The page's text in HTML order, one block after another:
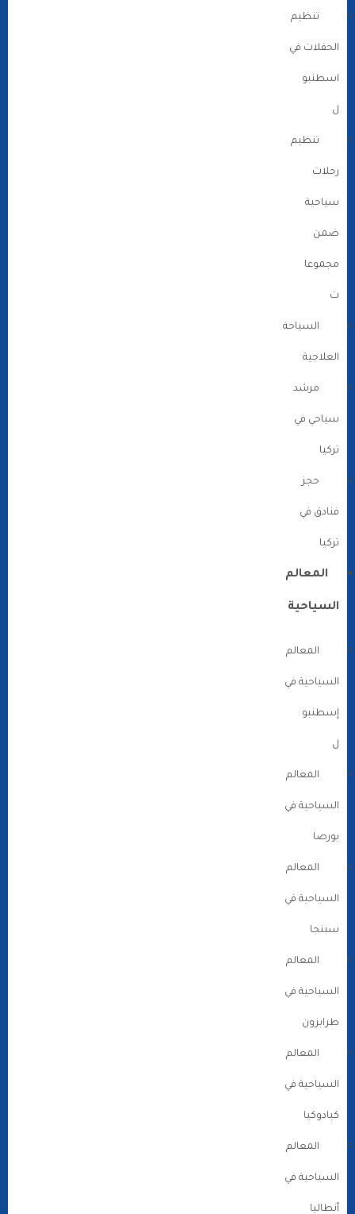
تنظيم
الحفلات في
اسطنبو
ل
تنظيم
رحلات
سياحية
ضمن
مجموعا
ت
السياحة
العلاجية
مرشد
سياحي في
تركيا
حجز
فنادق في
تركيا
المعالم
السياحية
المعالم
السياحية في
إسطنبو
ل
المعالم
السياحية في
بورصا
المعالم
السياحية في
سبنجا
المعالم
السياحية في
طرابزون
المعالم
السياحية في
كبادوكيا
المعالم
السياحية في
أنطاليا